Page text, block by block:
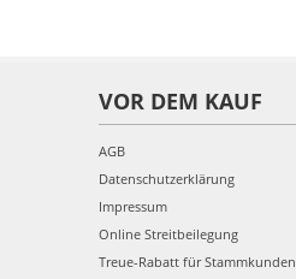
VOR DEM KAUF
AGB
Datenschutzerklärung
Impressum
Online Streitbeilegung
Treue-Rabatt für Stammkunden